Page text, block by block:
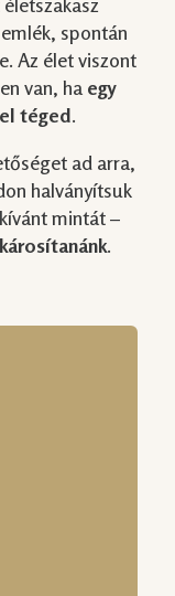
spontán
Az élet viszont
van, ha egy
téged.
ad arra,
halványítsuk
mintát –
.